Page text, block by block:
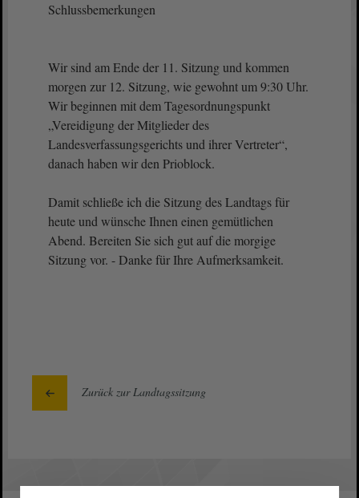
Schlussbemerkungen
Wir sind am Ende der 11. Sitzung und kommen
morgen zur 12. Sitzung, wie gewohnt um 9:30 Uhr.
Wir beginnen mit dem Tagesordnungspunkt
„Vereidigung der Mitglieder des
Landesverfassungsgerichts und ihrer Vertreter“,
danach haben wir den Prioblock.
Damit schließe ich die Sitzung des Landtags für
heute und wünsche Ihnen einen gemütlichen
Abend. Bereiten Sie sich gut auf die morgige
Sitzung vor. - Danke für Ihre Aufmerksamkeit.
Zurück zur Landtagssitzung